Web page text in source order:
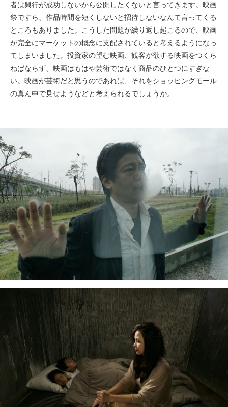
者は興行が成功しないから公開したくないと言ってきます。映画
祭ですら、作品時間を短くしないと招待しないなんて言ってくる
ところもありました。こうした問題が繰り返し起こるので、映画
が完全にマーケットの概念に支配されていると考えるようになっ
てしまいました。投資家の望む映画、観客が欲する映画をつくら
ねばならず、映画はもはや芸術ではなく商品のひとつにすぎな
い。映画が芸術だと思うのであれば、それをショッピングモール
の真ん中で見せようなどと考えられるでしょうか。